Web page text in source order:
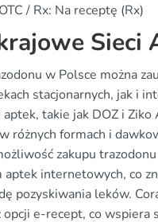
/ Rx: Na receptę (Rx)
Sieci
w Polsce można
stacjonarnych, jak i
takie jak DOZ i Ziko
różnych formach i
zakupu
internetowych, co
pozyskiwania leków.
e-recept, co wspiera